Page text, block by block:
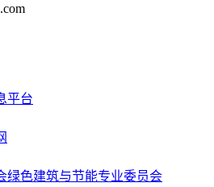
平台
绿色建筑与节能专业委员会